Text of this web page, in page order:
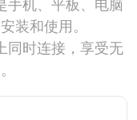
装和使用。
同时连接，享受无